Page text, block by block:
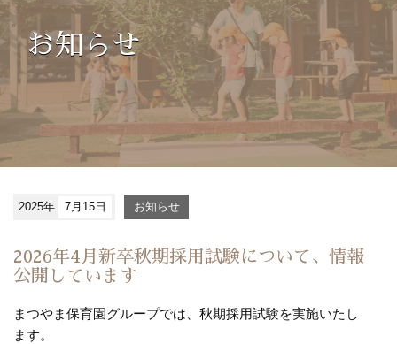
お知らせ
2025年 7月15日 お知らせ
2026年4月新卒秋期採用試験について、情報
公開しています
まつやま保育園グループでは、秋期採用試験を実施いたし
ます。